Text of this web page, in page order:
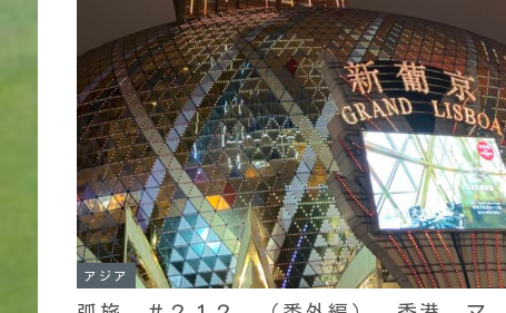
アジア